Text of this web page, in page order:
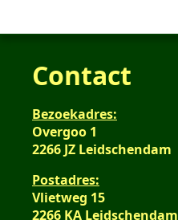
Contact
Bezoekadres:
Overgoo 1
2266 JZ Leidschendam
Postadres:
Vlietweg 15
2266 KA Leidschendam